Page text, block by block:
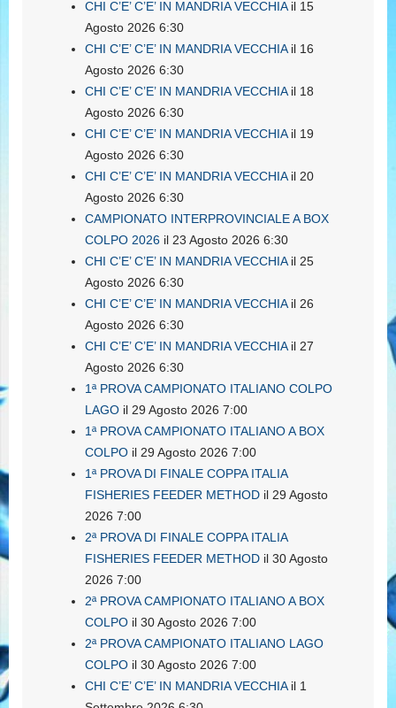
CHI C’E’ C’E’ IN MANDRIA VECCHIAil 15
Agosto 2026 6:30
CHI C’E’ C’E’ IN MANDRIA VECCHIAil 16
Agosto 2026 6:30
CHI C’E’ C’E’ IN MANDRIA VECCHIAil 18
Agosto 2026 6:30
CHI C’E’ C’E’ IN MANDRIA VECCHIAil 19
Agosto 2026 6:30
CHI C’E’ C’E’ IN MANDRIA VECCHIAil 20
Agosto 2026 6:30
CAMPIONATO INTERPROVINCIALE A BOX
COLPO 2026 il 23 Agosto 2026 6:30
CHI C’E’ C’E’ IN MANDRIA VECCHIAil 25
Agosto 2026 6:30
CHI C’E’ C’E’ IN MANDRIA VECCHIAil 26
Agosto 2026 6:30
CHI C’E’ C’E’ IN MANDRIA VECCHIAil 27
Agosto 2026 6:30
1ª PROVA CAMPIONATO ITALIANO COLPO
LAGO il 29 Agosto 2026 7:00
1ª PROVA CAMPIONATO ITALIANO A BOX
COLPO il 29 Agosto 2026 7:00
1ª PROVA DI FINALE COPPA ITALIA
FISHERIES FEEDER METHOD il 29 Agosto
2026 7:00
2ª PROVA DI FINALE COPPA ITALIA
FISHERIES FEEDER METHOD il 30 Agosto
2026 7:00
2ª PROVA CAMPIONATO ITALIANO A BOX
COLPO il 30 Agosto 2026 7:00
2ª PROVA CAMPIONATO ITALIANO LAGO
COLPO il 30 Agosto 2026 7:00
CHI C’E’ C’E’ IN MANDRIA VECCHIAil 1